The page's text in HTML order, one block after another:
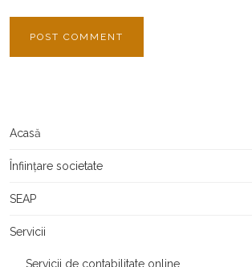
Acasă
Înființare societate
SEAP
Servicii
Servicii de contabilitate online